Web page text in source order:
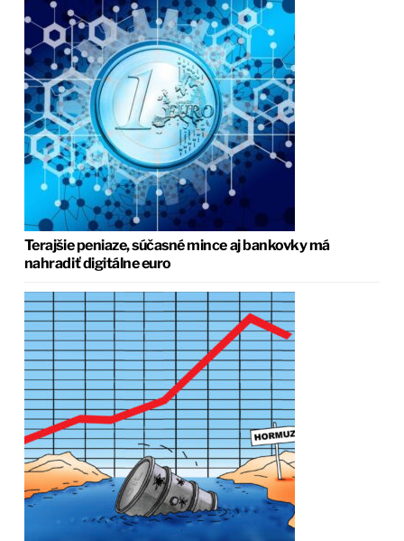
Terajšie peniaze, súčasné mince aj bankovky má
nahradiť digitálne euro